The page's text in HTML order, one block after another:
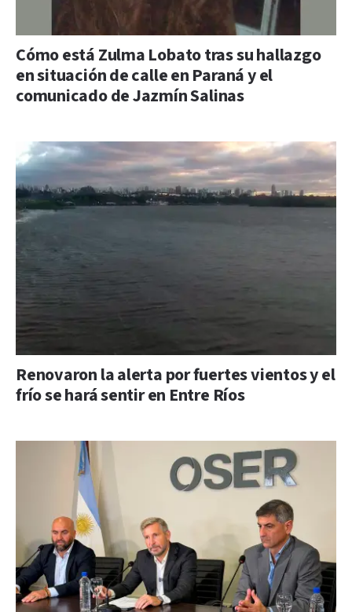
Cómo está Zulma Lobato tras su hallazgo
en situación de calle en Paraná y el
comunicado de Jazmín Salinas
Renovaron la alerta por fuertes vientos y el
frío se hará sentir en Entre Ríos